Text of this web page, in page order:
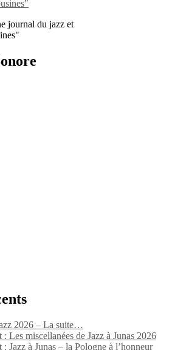
journal du jazz et
2026 – La suite…
Les miscellanées de Jazz à Junas 2026
Jazz à Junas – la Pologne à l’honneur